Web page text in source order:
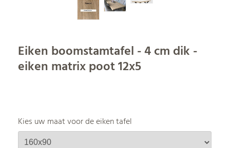
Eiken boomstamtafel - 4 cm dik -
eiken matrix poot 12x5
Kies uw maat voor de eiken tafel